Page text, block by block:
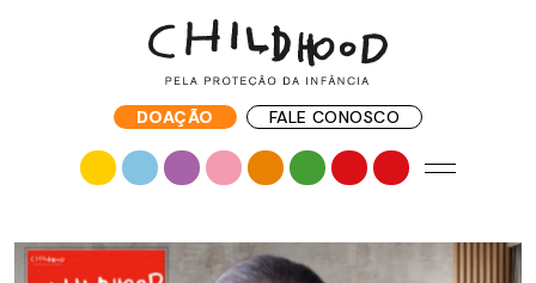
DOAÇÃO FALE CONOSCO